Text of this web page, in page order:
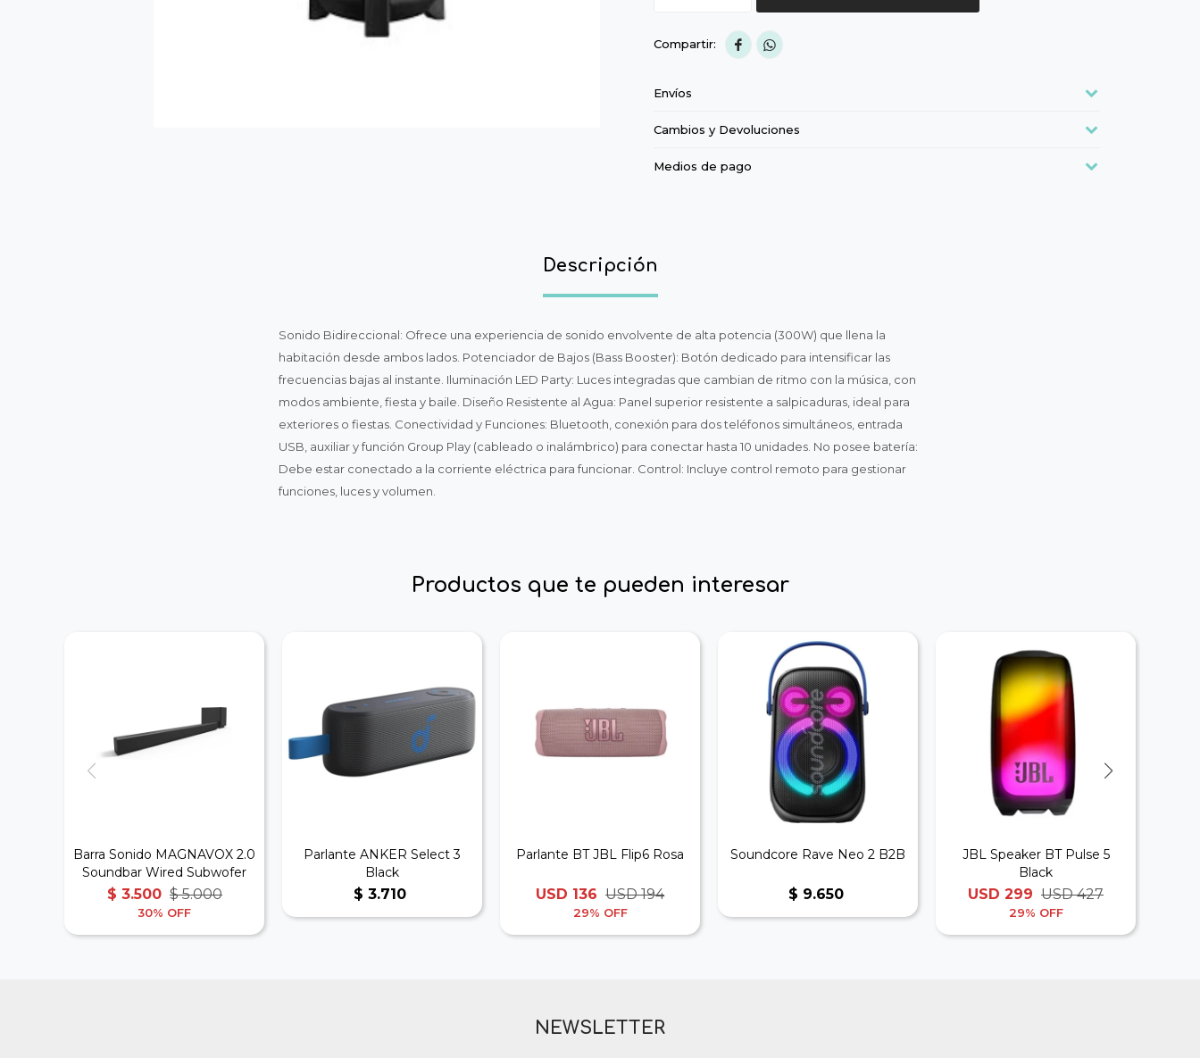
 
Envíos
Cambios y Devoluciones
Medios de pago
Descripción
Sonido Bidireccional: Ofrece una experiencia de sonido envolvente de alta potencia (300W) que llena la
habitación desde ambos lados. Potenciador de Bajos (Bass Booster): Botón dedicado para intensificar las
frecuencias bajas al instante. Iluminación LED Party: Luces integradas que cambian de ritmo con la música, con
modos ambiente, fiesta y baile. Diseño Resistente al Agua: Panel superior resistente a salpicaduras, ideal para
exteriores o fiestas. Conectividad y Funciones: Bluetooth, conexión para dos teléfonos simultáneos, entrada
USB, auxiliar y función Group Play (cableado o inalámbrico) para conectar hasta 10 unidades. No posee batería:
Debe estar conectado a la corriente eléctrica para funcionar. Control: Incluye control remoto para gestionar
funciones, luces y volumen.
Productos que te pueden interesar
Barra Sonido MAGNAVOX 2.0
Soundbar Wired Subwofer
$ 3.500 $ 5.000
30
Parlante ANKER Select 3
Black
$ 3.710
Parlante BT JBL Flip6 Rosa
USD 136 USD 194
29
Soundcore Rave Neo 2 B2B
$ 9.650
JBL Speaker BT Pulse 5
Black
USD 299 USD 427
29
NEWSLETTER